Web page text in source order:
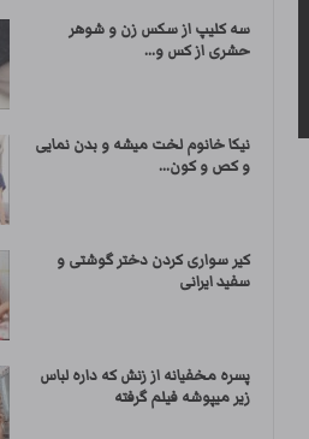
سه کلیپ از سکس زن و شوهر
حشری از کس و...
نیکا خانوم لخت میشه و بدن نمایی
و کص و کون...
کیر سواری کردن دختر گوشتی و
سفید ایرانی
پسره مخفیانه از زنش که داره لباس
زیر میپوشه فیلم گرفته